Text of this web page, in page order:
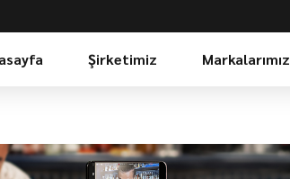
Şirketimiz Markalarımız